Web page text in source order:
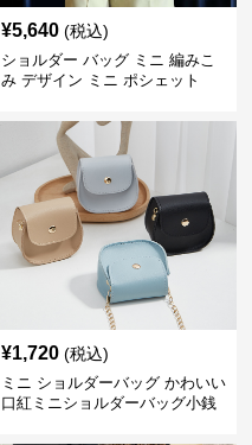
¥5,640 (税込)
ショルダー バッグ ミニ 編みこ
み デザイン ミニ ポシェット
¥1,720 (税込)
ミニ ショルダーバッグ かわいい
口紅ミニショルダーバッグ小銭